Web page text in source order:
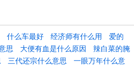
什么车最好 经济师有什么用
爱的
思 大便有血是什么原因
辣白菜的腌
三代还宗什么意思
一眼万年什么意